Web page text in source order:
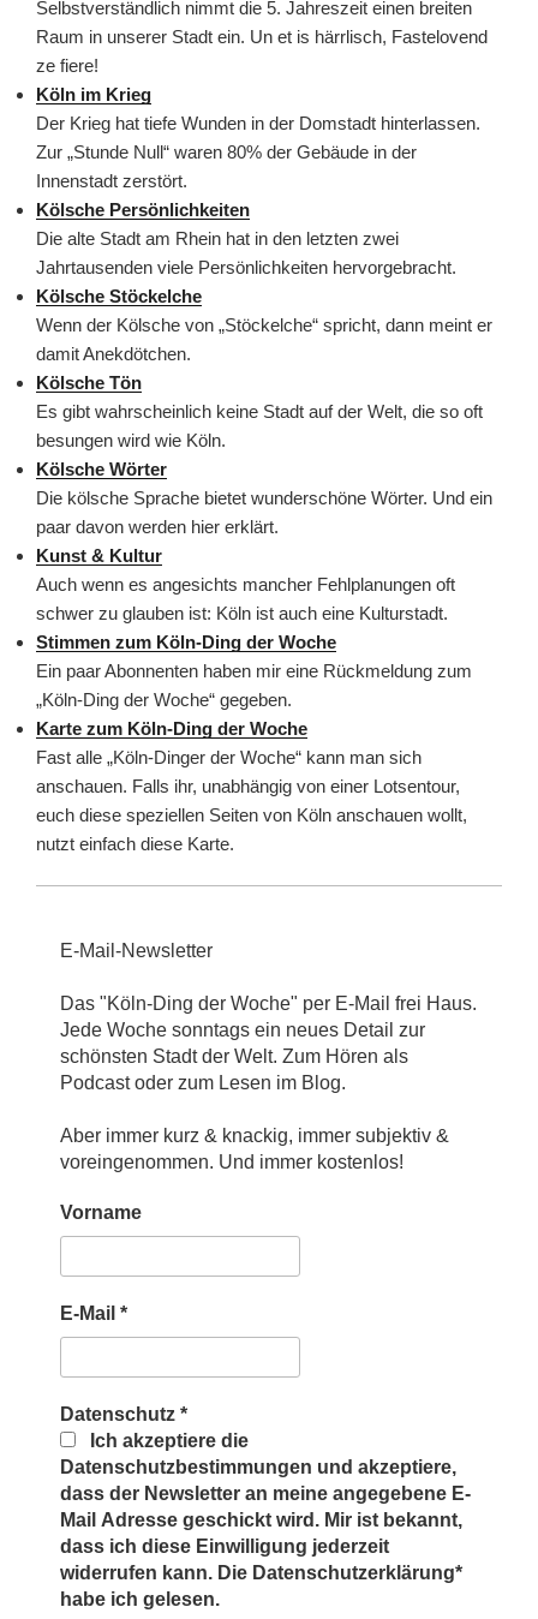
Selbstverständlich nimmt die 5. Jahreszeit einen breiten
Raum in unserer Stadt ein. Un et is härrlisch, Fastelovend
ze fiere!
Köln im Krieg
Der Krieg hat tiefe Wunden in der Domstadt hinterlassen.
Zur „Stunde Null“ waren 80% der Gebäude in der
Innenstadt zerstört.
Kölsche Persönlichkeiten
Die alte Stadt am Rhein hat in den letzten zwei
Jahrtausenden viele Persönlichkeiten hervorgebracht.
Kölsche Stöckelche
Wenn der Kölsche von „Stöckelche“ spricht, dann meint er
damit Anekdötchen.
Kölsche Tön
Es gibt wahrscheinlich keine Stadt auf der Welt, die so oft
besungen wird wie Köln.
Kölsche Wörter
Die kölsche Sprache bietet wunderschöne Wörter. Und ein
paar davon werden hier erklärt.
Kunst & Kultur
Auch wenn es angesichts mancher Fehlplanungen oft
schwer zu glauben ist: Köln ist auch eine Kulturstadt.
Stimmen zum Köln-Ding der Woche
Ein paar Abonnenten haben mir eine Rückmeldung zum
„Köln-Ding der Woche“ gegeben.
Karte zum Köln-Ding der Woche
Fast alle „Köln-Dinger der Woche“ kann man sich
anschauen. Falls ihr, unabhängig von einer Lotsentour,
euch diese speziellen Seiten von Köln anschauen wollt,
nutzt einfach diese Karte.
E-Mail-Newsletter
Das "Köln-Ding der Woche" per E-Mail frei Haus.
Jede Woche sonntags ein neues Detail zur
schönsten Stadt der Welt. Zum Hören als
Podcast oder zum Lesen im Blog.
Aber immer kurz & knackig, immer subjektiv &
voreingenommen. Und immer kostenlos!
Vorname
E-Mail *
Datenschutz *
Ich akzeptiere die
Datenschutzbestimmungen und akzeptiere,
dass der Newsletter an meine angegebene E-
Mail Adresse geschickt wird. Mir ist bekannt,
dass ich diese Einwilligung jederzeit
widerrufen kann. Die Datenschutzerklärung*
habe ich gelesen.